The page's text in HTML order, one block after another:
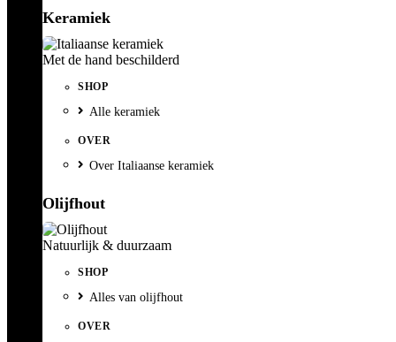
Keramiek
Met de hand beschilderd
SHOP
Alle keramiek
OVER
Over Italiaanse keramiek
Olijfhout
Natuurlijk & duurzaam
SHOP
Alles van olijfhout
OVER